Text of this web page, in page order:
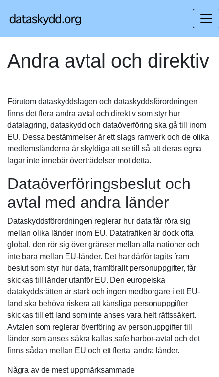
Andra avtal och direktiv
Förutom dataskyddslagen och dataskyddsförordningen
finns det flera andra avtal och direktiv som styr hur
datalagring, dataskydd och dataöverföring ska gå till inom
EU. Dessa bestämmelser är ett slags ramverk och de olika
medlemsländerna är skyldiga att se till så att deras egna
lagar inte innebär överträdelser mot detta.
Dataöverföringsbeslut och
avtal med andra länder
Dataskyddsförordningen reglerar hur data får röra sig
mellan olika länder inom EU. Datatrafiken är dock ofta
global, den rör sig över gränser mellan alla nationer och
inte bara mellan EU-länder. Det har därför tagits fram
beslut som styr hur data, framförallt personuppgifter, får
skickas till länder utanför EU. Den europeiska
datakyddsrätten är stark och ingen medborgare i ett EU-
land ska behöva riskera att känsliga personuppgifter
skickas till ett land som inte anses vara helt rättssäkert.
Avtalen som reglerar överföring av personuppgifter till
länder som anses säkra kallas safe harbor-avtal och det
finns sådan mellan EU och ett flertal andra länder.
Några av de mest uppmärksammade